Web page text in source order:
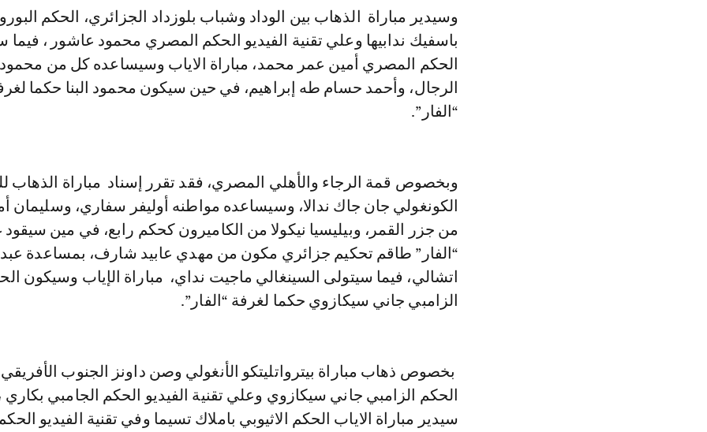
وسيدير مباراة الذهاب بين الوداد وشباب بلوزداد الجزائري، الحكم
باسفيك ندابيها وعلي تقنية الفيديو الحكم المصري محمود عاشور ، فيما
الحكم المصري أمين عمر محمد، مباراة الاياب وسيساعده كل من محمود
الرجال، وأحمد حسام طه إبراهيم، في حين سيكون محمود البنا حكما
“الفار”.
وبخصوص قمة الرجاء والأهلي المصري، فقد تقرر إسناد مباراة الذهاب
الكونغولي جان جاك ندالا، وسيساعده مواطنه أوليفر سفاري، وسليمان
من جزر القمر، وبيليسيا نيكولا من الكاميرون كحكم رابع، في مين
“الفار” طاقم تحكيم جزائري مكون من مهدي عابيد شارف، بمساعدة
اتشالي، فيما سيتولى السينغالي ماجيت نداي، مباراة الإياب وسيكون
الزامبي جاني سيكازوي حكما لغرفة “الفار”.
بخصوص ذهاب مباراة بيترواتليتكو الأنغولي وصن داونز الجنوب
الحكم الزامبي جاني سيكازوي وعلي تقنية الفيديو الحكم الجامبي بكاري
سيدير مباراة الاياب الحكم الاثيوبي باملاك تسيما وفي تقنية الفيديو